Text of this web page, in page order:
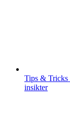
Tips & Tricks
insikter